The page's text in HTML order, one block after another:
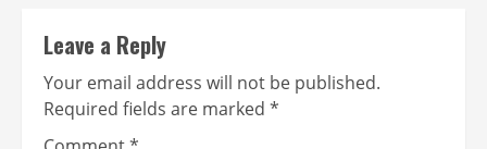
Leave a Reply
Your email address will not be published.
Required fields are marked *